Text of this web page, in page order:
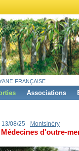
française
Associations
13/08/25 - Montsinéry
d'outre-